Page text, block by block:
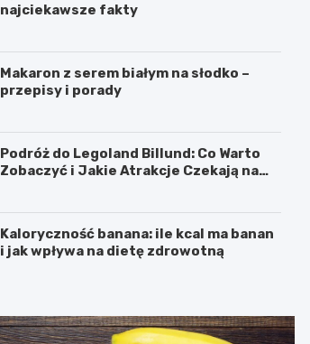
najciekawsze fakty
Makaron z serem białym na słodko –
przepisy i porady
Podróż do Legoland Billund: Co Warto
Zobaczyć i Jakie Atrakcje Czekają na
Kaloryczność banana: ile kcal ma banan
i jak wpływa na dietę zdrowotną